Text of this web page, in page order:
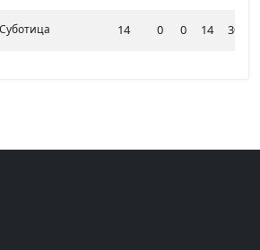
14 0 0 14 301